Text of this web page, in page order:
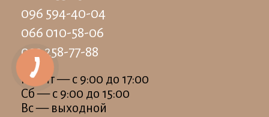
096 594-40-04
066 010-58-06
093 258-77-88
Пн-Пт — c 9:00 до 17:00
Сб — c 9:00 до 15:00
Вс — выходной